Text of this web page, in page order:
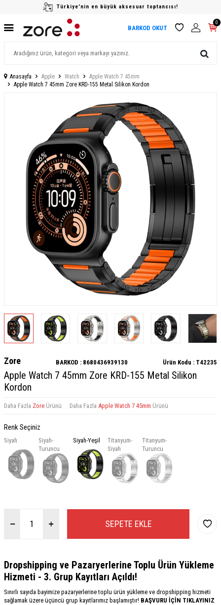
Türkiye'nin en büyük aksesuar toptancısı!
BARKOD OKUT
0
Anasayfa Apple Watch
Apple Watch 7 45mm
Apple Watch 7 45mm Zore KRD-155 Metal Silikon Kordon
Zore BARKOD : 8680436939130 Ürün Kodu : T42235
Apple Watch 7 45mm Zore KRD-155 Metal Silikon
Kordon
Daha Fazla Zore Ürünü Daha Fazla Apple Watch 7 45mm Ürünü
Renk Seçiniz
Siyah
Siyah-
Turuncu
Siyah-Yeşil
Titanyum-
Siyah
Titanyum-
Turuncu
SEPETE EKLE
Dropshipping ve Pazaryerlerine Toplu Ürün Yükleme
Hizmeti - 3. Grup Kayıtları Açıldı!
Sınırlı sayıda bayimize pazaryerlerine toplu ürün yükleme ve dropshipping hizmeti
sağlamak üzere üçüncü grup kayıtlarımız başlamıştır! BAŞVURU İÇİN TIKLAYINIZ